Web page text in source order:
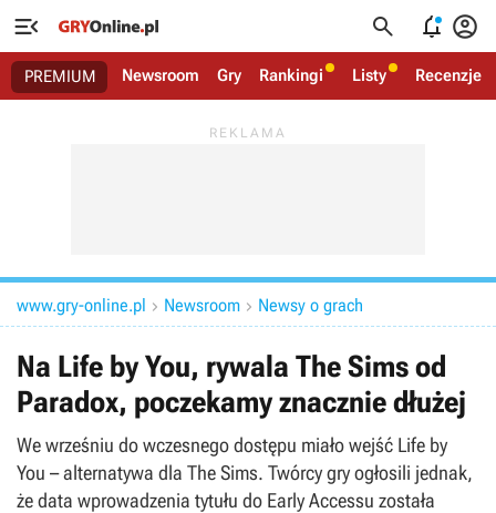
   
PREMIUM Newsroom Gry Rankingi Listy Recenzje
www.gry-online.pl  Newsroom  Newsy o grach
Na Life by You, rywala The Sims od
Paradox, poczekamy znacznie dłużej
We wrześniu do wczesnego dostępu miało wejść Life by
You – alternatywa dla The Sims. Twórcy gry ogłosili jednak,
że data wprowadzenia tytułu do Early Accessu została